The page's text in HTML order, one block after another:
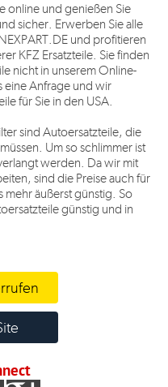
online und genießen Sie
sicher. Erwerben Sie alle
und profitieren
KFZ Ersatzteile. Sie finden
nicht in unserem Online-
eine Anfrage und wir
für Sie in den USA.
sind Autoersatzteile, die
Um so schlimmer ist
werden. Da wir mit
sind die Preise auch für
äußerst günstig. So
günstig und in